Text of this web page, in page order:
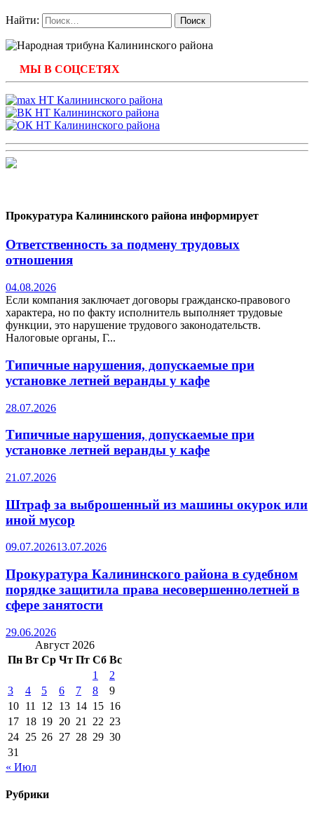
Найти:
МЫ В СОЦСЕТЯХ
Прокуратура Калининского района информирует
Ответственность за подмену трудовых
отношения
04.08.2026
Если компания заключает договоры гражданско-правового
характера, но по факту исполнитель выполняет трудовые
функции, это нарушение трудового законодательств.
Налоговые органы, Г...
Типичные нарушения, допускаемые при
установке летней веранды у кафе
28.07.2026
Типичные нарушения, допускаемые при
установке летней веранды у кафе
21.07.2026
Штраф за выброшенный из машины окурок или
иной мусор
09.07.202613.07.2026
Прокуратура Калининского района в судебном
порядке защитила права несовершеннолетней в
сфере занятости
29.06.2026
Август 2026
Пн Вт Ср Чт Пт Сб Вс
1
2
3
4 5 6 7 8
9
10 11 12 13 14 15 16
17 18 19 20 21 22 23
24 25 26 27 28 29 30
31
« Июл
Рубрики